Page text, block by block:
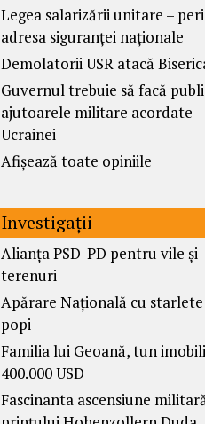
Legea salarizării unitare –
adresa siguranței naționale
Demolatorii USR atacă
Guvernul trebuie să facă
ajutoarele militare acordate
Ucrainei
Afișează toate opiniile
Investigații
Alianța PSD-PD pentru vile și
terenuri
Apărare Națională cu starlete
popi
Familia lui Geoană, tun
400.000 USD
Fascinanta ascensiune